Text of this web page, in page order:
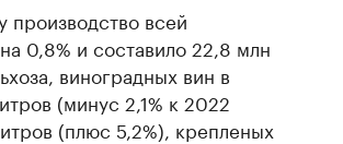
всей
0,8% и составило 22,8 млн
виноградных вин в
(минус 2,1% к 2022
(плюс 5,2%), крепленых